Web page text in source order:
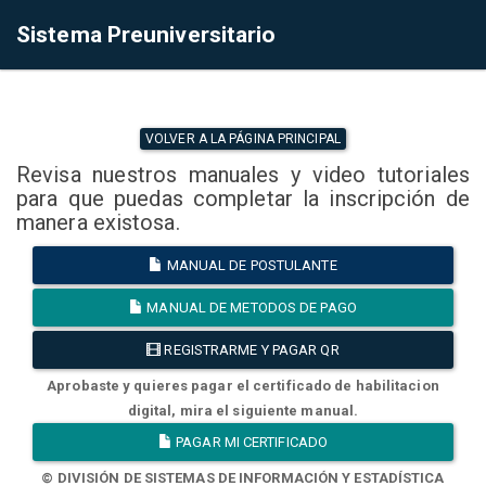
Sistema Preuniversitario
VOLVER A LA PÁGINA PRINCIPAL
Revisa nuestros manuales y video tutoriales
para que puedas completar la inscripción de
manera existosa.
MANUAL DE POSTULANTE
MANUAL DE METODOS DE PAGO
REGISTRARME Y PAGAR QR
Aprobaste y quieres pagar el certificado de habilitacion
digital, mira el siguiente manual.
PAGAR MI CERTIFICADO
© DIVISIÓN DE SISTEMAS DE INFORMACIÓN Y ESTADÍSTICA